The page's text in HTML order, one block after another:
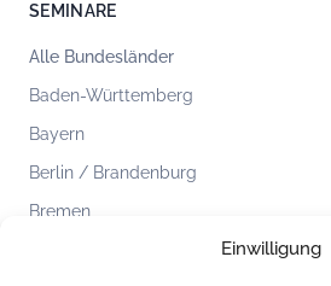
Einwilligung
SEMINARE
Alle Bundesländer
Baden-Württemberg
Bayern
Berlin / Brandenburg
Bremen